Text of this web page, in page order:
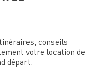
conseils
votre location de
départ.